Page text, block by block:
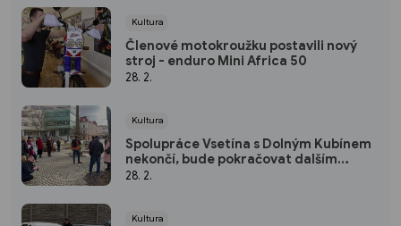
Kultura
Členové motokroužku postavili nový
stroj - enduro Mini Africa 50
28. 2.
Kultura
Spolupráce Vsetína s Dolným Kubínem
nekončí, bude pokračovat dalším
projektem
28. 2.
Kultura